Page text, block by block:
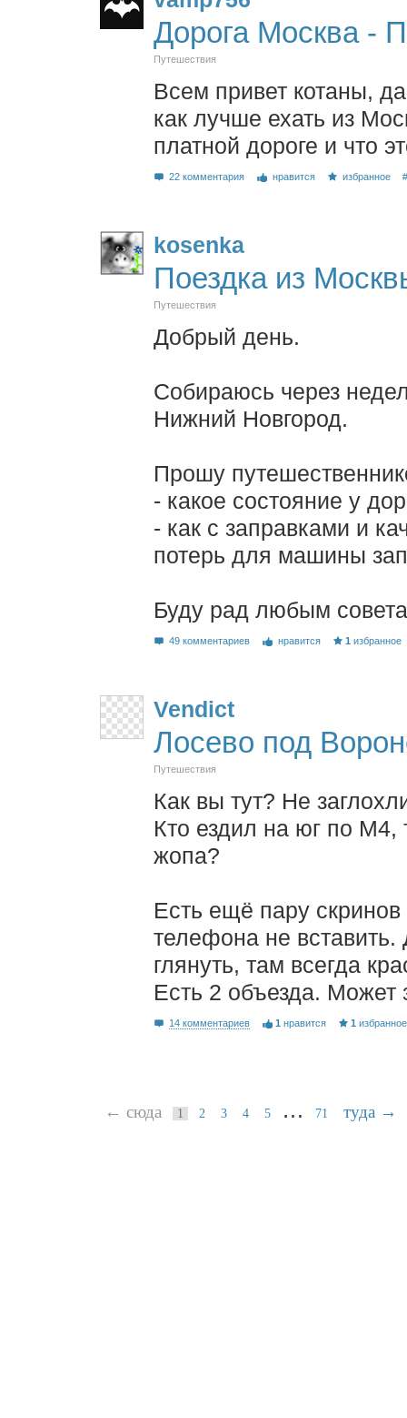
Дорога Москва -
Путешествия
Всем привет котаны,
как лучше ехать из
платной дороге и что
22 комментария нравится избранное
kosenka
Поездка из
Путешествия
Добрый день.
Собираюсь через
Нижний Новгород.
Прошу
- какое состояние у
- как с заправками и
потерь для машины
Буду рад любым
49 комментариев нравится 1 избранное
Vendict
Лосево под
Путешествия
Как вы тут? Не
Кто ездил на юг по М4,
жопа?
Есть ещё пару скринов
телефона не
глянуть, там всегда
Есть 2 объезда. Может
14 комментариев 1 нравится 1 избранное
← сюда 1 2 3 4 5 … 71 туда →